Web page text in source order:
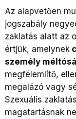
Az alapvetően
jogszabály
zaklatás alatt az
értjük, amelynek
személy
megfélemlítő,
megalázó vagy
Szexuális
magatartásnak